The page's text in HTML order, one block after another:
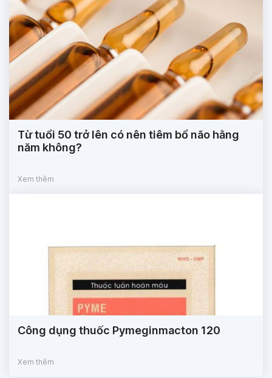
Từ tuổi 50 trở lên có nên tiêm bổ não hằng
năm không?
Xem thêm
Công dụng thuốc Pymeginmacton 120
Xem thêm